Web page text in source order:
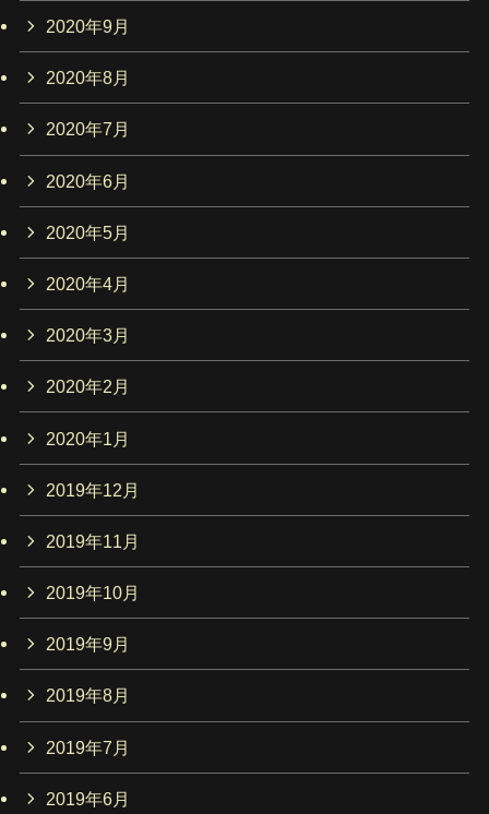
2020年9月
2020年8月
2020年7月
2020年6月
2020年5月
2020年4月
2020年3月
2020年2月
2020年1月
2019年12月
2019年11月
2019年10月
2019年9月
2019年8月
2019年7月
2019年6月